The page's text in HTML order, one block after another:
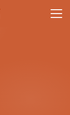
メニ